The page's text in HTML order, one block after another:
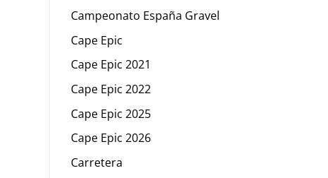
Campeonato España Gravel
Cape Epic
Cape Epic 2021
Cape Epic 2022
Cape Epic 2025
Cape Epic 2026
Carretera